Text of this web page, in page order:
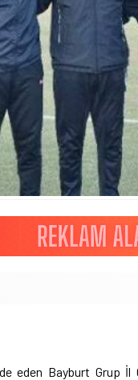
eden Bayburt Grup İl